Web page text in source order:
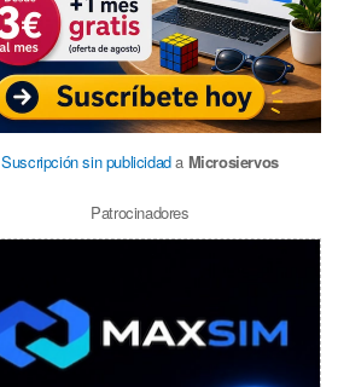
Suscripción sin publicidada Microsiervos
Patrocinadores